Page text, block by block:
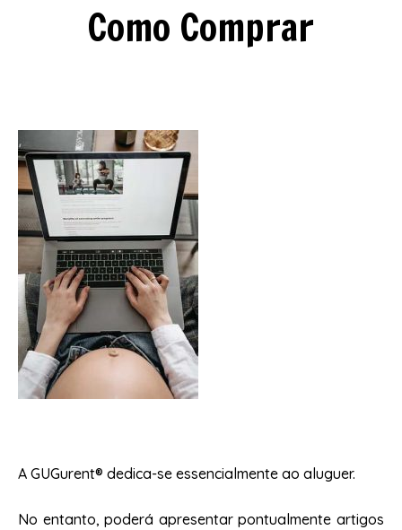
Como Comprar
A GUGurent® dedica-se essencialmente ao aluguer.
No entanto, poderá apresentar pontualmente artigos